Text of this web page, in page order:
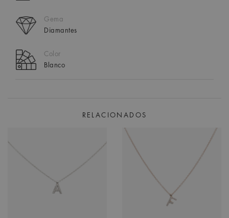
Gema
Diamantes
Color
Blanco
RELACIONADOS